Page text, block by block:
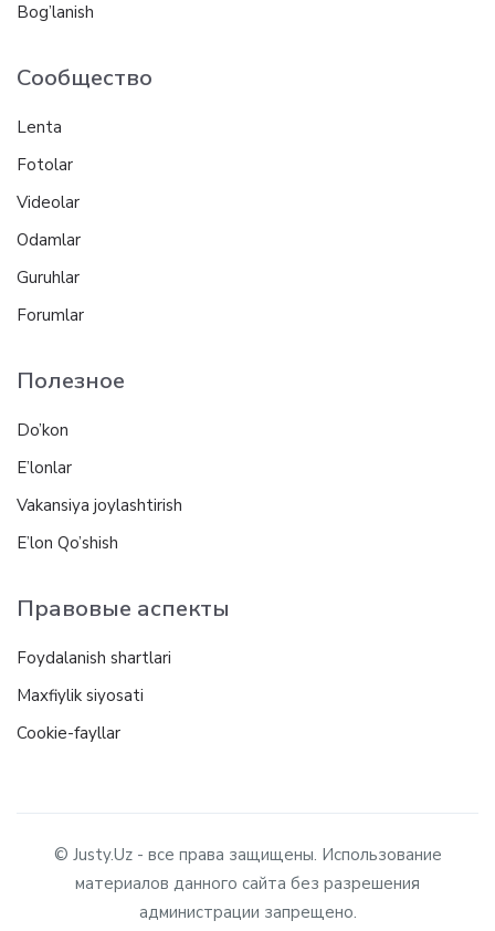
Bog’lanish
Сообщество
Lenta
Fotolar
Videolar
Odamlar
Guruhlar
Forumlar
Полезное
Do’kon
E’lonlar
Vakansiya joylashtirish
E’lon Qo’shish
Правовые аспекты
Foydalanish shartlari
Maxfiylik siyosati
Cookie-fayllar
© Justy.Uz - все права защищены. Использование
материалов данного сайта без разрешения
администрации запрещено.